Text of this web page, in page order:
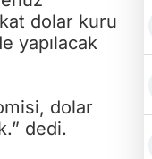
dolar kuru
yapılacak
dolar
dedi.